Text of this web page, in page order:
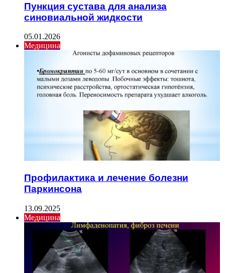
Пункция сустава для анализа
синовиальной жидкости
05.01.2026
Медицина
Профилактика и лечение болезни
Паркинсона
13.09.2025
Медицина